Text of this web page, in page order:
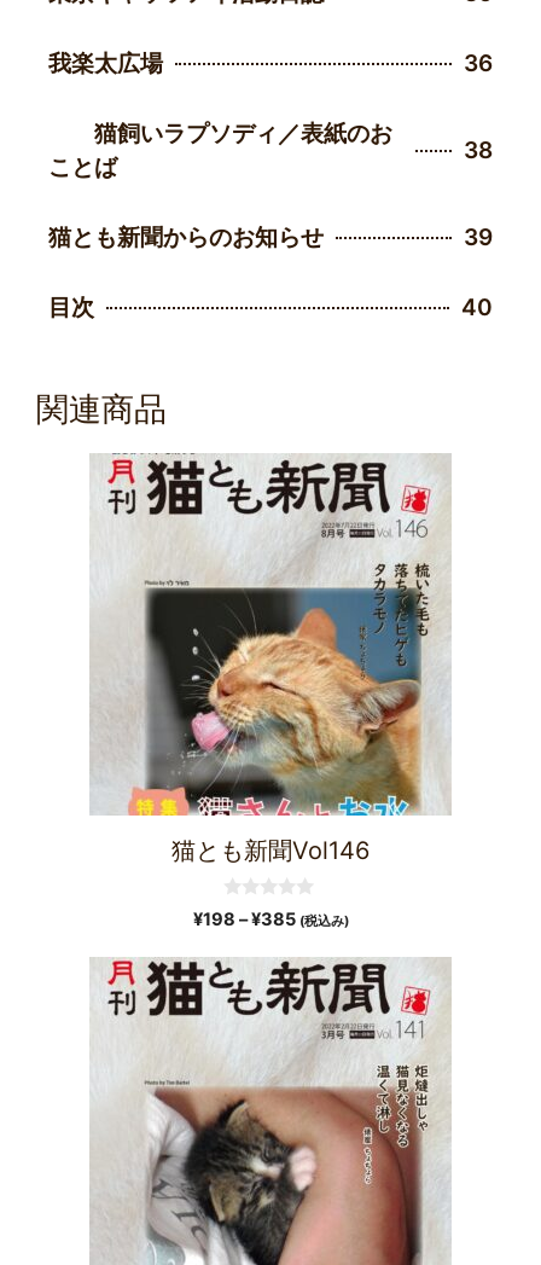
我楽太広場 36
猫飼いラプソディ／表紙のお
ことば
38
猫とも新聞からのお知らせ 39
目次 40
関連商品
猫とも新聞Vol146
0
o
t
o
f
¥198 –¥385 (税込み)